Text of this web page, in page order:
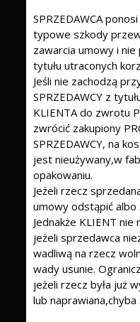
SPRZEDAWCA
typowe szkody
zawarcia umowy i
tytułu utraconych
Jeśli nie zachodzą
SPRZEDAWCY z
KLIENTA do zwrotu
zwrócić zakupiony
SPRZEDAWCY, na
jest nieużywany,w
opakowaniu.
Jeżeli rzecz
umowy odstąpić albo
Jednakże KLIENT
jeżeli sprzedawca
wadliwą na rzecz
wady usunie.
jeżeli rzecz była już
lub